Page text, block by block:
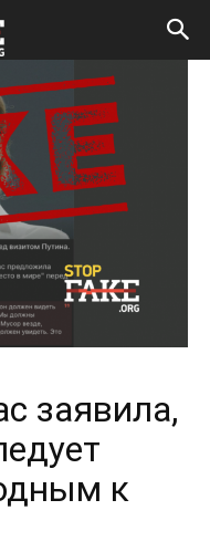
заявила,
к